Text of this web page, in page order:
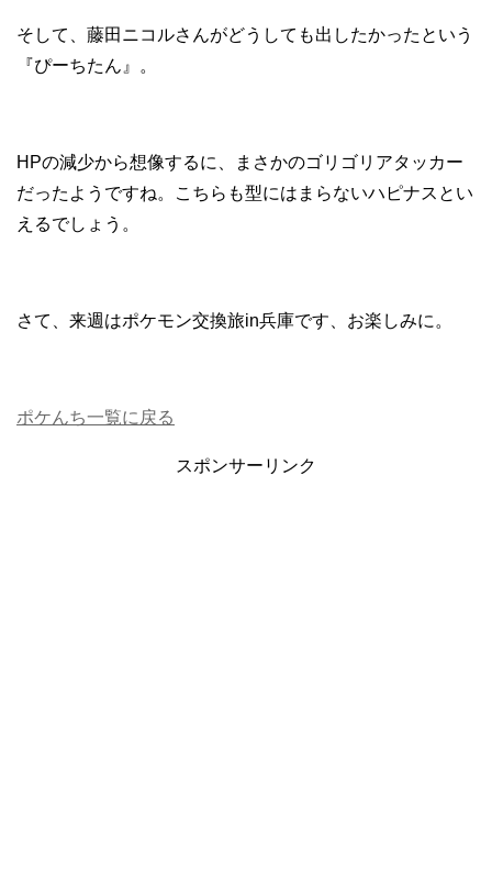
そして、藤田ニコルさんがどうしても出したかったという
『ぴーちたん』。
HPの減少から想像するに、まさかのゴリゴリアタッカー
だったようですね。こちらも型にはまらないハピナスとい
えるでしょう。
さて、来週はポケモン交換旅in兵庫です、お楽しみに。
ポケんち一覧に戻る
スポンサーリンク